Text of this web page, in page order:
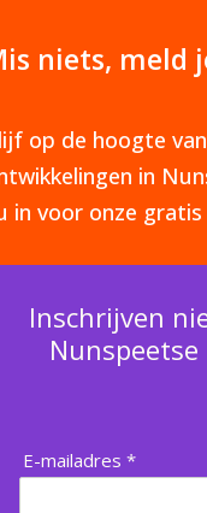
niets, meld
op de hoogte
in
in voor onze
Inschrijven
Nunspeetse
E-mailadres *